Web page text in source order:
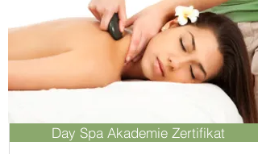
Day Spa Akademie Zertifikat